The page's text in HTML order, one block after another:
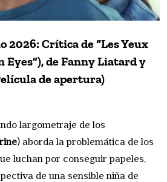
2026: Crítica de “Les Yeux
Eyes”), de Fanny Liatard y
de apertura)
largometraje de los
) aborda la problemática de los
luchan por conseguir papeles,
de una sensible niña de